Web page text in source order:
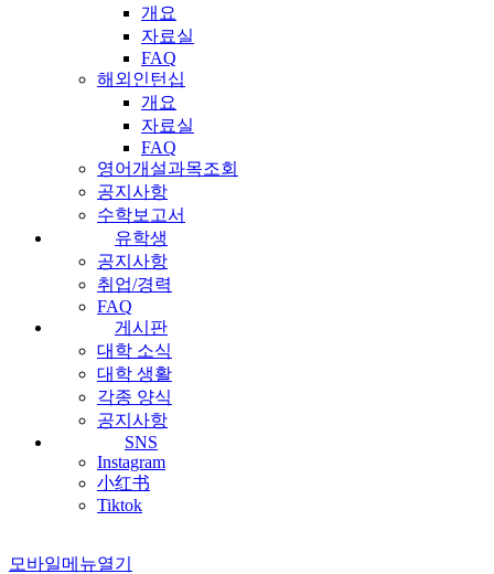
개요
자료실
FAQ
해외인턴십
개요
자료실
FAQ
영어개설과목조회
공지사항
수학보고서
유학생
공지사항
취업/경력
FAQ
게시판
대학 소식
대학 생활
각종 양식
공지사항
SNS
Instagram
小红书
Tiktok
모바일메뉴열기